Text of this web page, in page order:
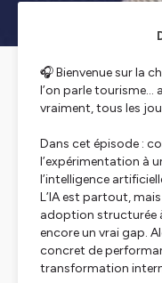
🎧 Bienvenue sur la
l’on parle tourisme…
vraiment, tous les
Dans cet épisode :
l’expérimentation à
l’intelligence
L’IA est partout,
adoption structurée
encore un vrai gap.
concret de
transformation